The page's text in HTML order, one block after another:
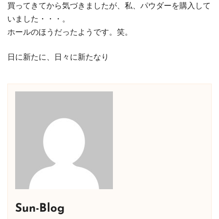
買ってきてから気づきましたが、私、パウダーを購入して
いました・・・。
ホールのほうだったようです。笑。
日に新たに、日々に新たなり
Sun-Blog